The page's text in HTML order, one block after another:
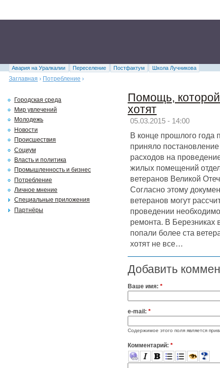
Авария на Уралкалии Переселение Постфактум
Школа Лучникова
Заглавная › Потребление ›
Помощь,
хотят
05.03.2015 - 14:00
В конце прошлого года
приняло
расходов на
жилых помещений
ветеранов Великой
Согласно этому
ветеранов могут
проведении
ремонта. В Березниках
попали более ста
хотят не все…
Добавить
Ваше имя: *
e-mail: *
Содержимое этого поля является
Комментарий: *
Городская среда
Мир увлечений
Молодежь
Новости
Происшествия
Социум
Власть и политика
Промышленность и бизнес
Потребление
Личное мнение
Специальные приложения
Партнёры